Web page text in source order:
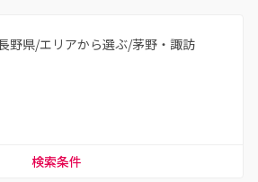
野県/エリアから選ぶ/茅野・諏訪
検索条件